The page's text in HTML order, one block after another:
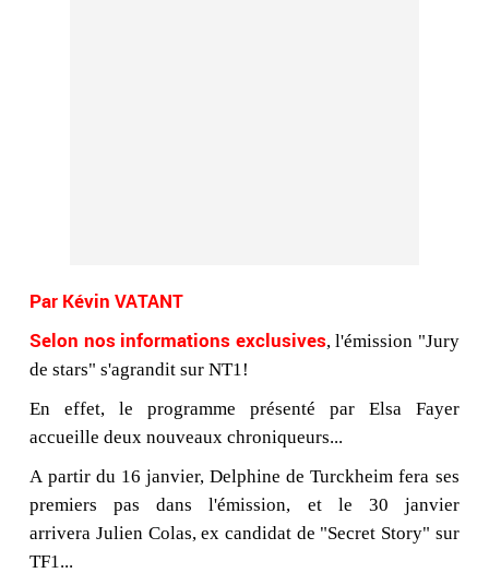
Par Kévin VATANT
Selon nos informations exclusives, l'émission "Jury
de stars" s'agrandit sur NT1!
En effet, le programme présenté par Elsa Fayer
accueille deux nouveaux chroniqueurs...
A partir du 16 janvier, Delphine de Turckheim fera ses
premiers pas dans l'émission, et le 30 janvier
arrivera Julien Colas, ex candidat de "Secret Story" sur
TF1...